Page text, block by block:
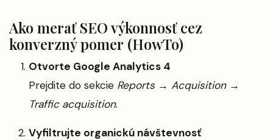
Ako merať SEO výkonnosť cez
konverzný pomer (HowTo)
Otvorte Google Analytics 4
Prejdite do sekcie Reports → Acquisition →
Traffic acquisition.
Vyfiltrujte organickú návštevnosť